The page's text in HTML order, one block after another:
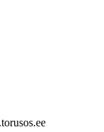
torusos.ee